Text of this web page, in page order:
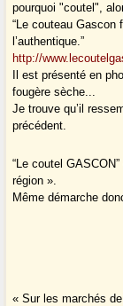
pourquoi "coutel",
“Le couteau Gascon
l’authentique.”
http://
Il est présenté en
fougère sèche...
Je trouve qu’il
précédent.
“Le coutel
région ».
Même démarche
« Sur les marchés